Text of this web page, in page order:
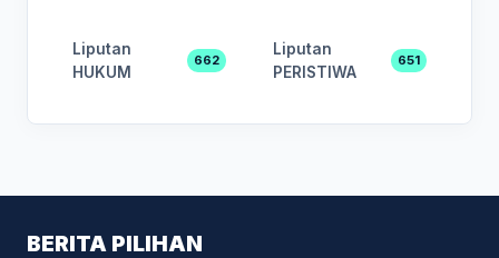
Liputan
HUKUM
662
Liputan
PERISTIWA
651
BERITA PILIHAN